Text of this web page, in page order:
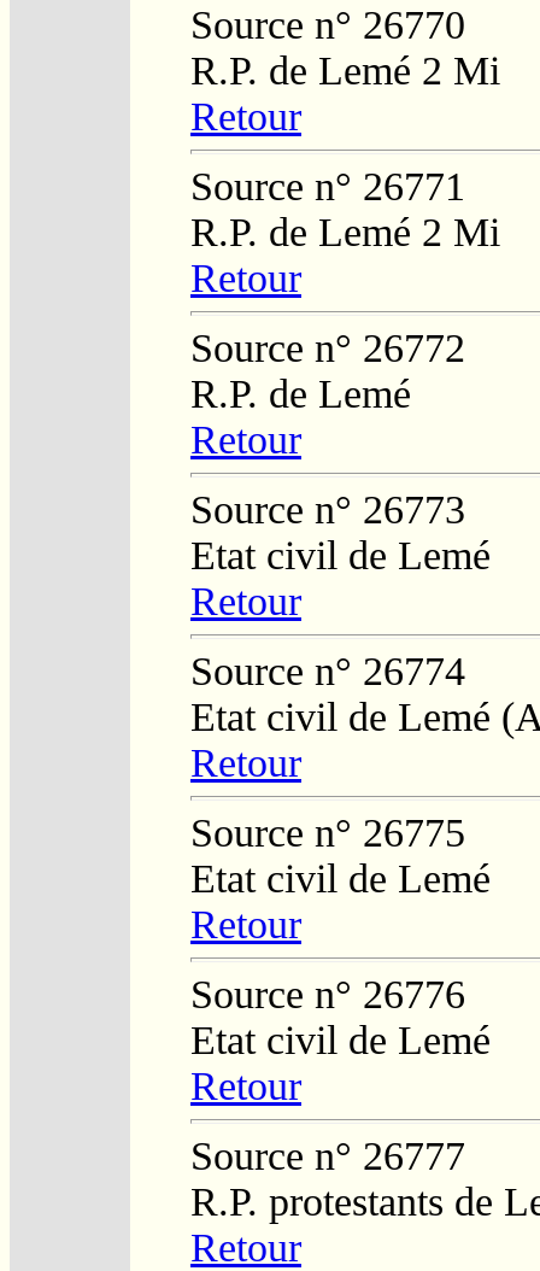
Source n° 26770
R.P. de Lemé 2 Mi
Retour
Source n° 26771
R.P. de Lemé 2 Mi
Retour
Source n° 26772
R.P. de Lemé
Retour
Source n° 26773
Etat civil de Lemé
Retour
Source n° 26774
Etat civil de Lemé
Retour
Source n° 26775
Etat civil de Lemé
Retour
Source n° 26776
Etat civil de Lemé
Retour
Source n° 26777
R.P. protestants de
Retour